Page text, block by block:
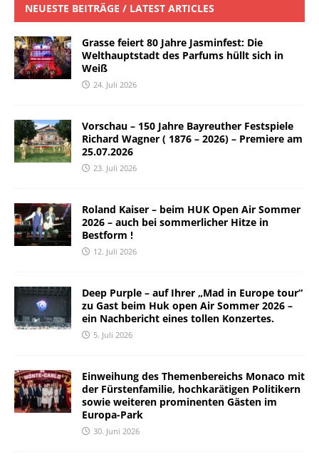
NEUESTE BEITRÄGE / LATEST ARTICLES
Grasse feiert 80 Jahre Jasminfest: Die
Welthauptstadt des Parfums hüllt sich in
Weiß
24. Juli 2026
Vorschau – 150 Jahre Bayreuther Festspiele
Richard Wagner ( 1876 – 2026) – Premiere am
25.07.2026
23. Juli 2026
Roland Kaiser – beim HUK Open Air Sommer
2026 – auch bei sommerlicher Hitze in
Bestform !
12. Juli 2026
Deep Purple – auf Ihrer „Mad in Europe tour“
zu Gast beim Huk open Air Sommer 2026 –
ein Nachbericht eines tollen Konzertes.
5. Juli 2026
Einweihung des Themenbereichs Monaco mit
der Fürstenfamilie, hochkarätigen Politikern
sowie weiteren prominenten Gästen im
Europa-Park
30. Juni 2026